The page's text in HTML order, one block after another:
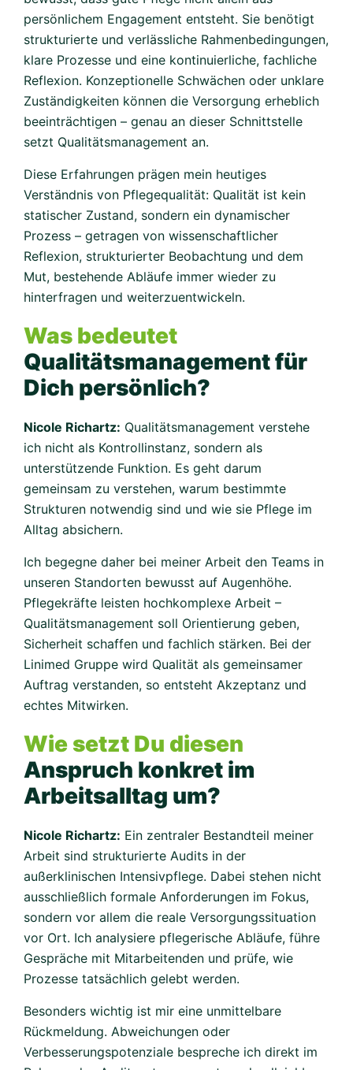
persönlichem Engagement entsteht. Sie benötigt
strukturierte und verlässliche Rahmenbedingungen,
klare Prozesse und eine kontinuierliche, fachliche
Reflexion. Konzeptionelle Schwächen oder unklare
Zuständigkeiten können die Versorgung erheblich
beeinträchtigen – genau an dieser Schnittstelle
setzt Qualitätsmanagement an.
Diese Erfahrungen prägen mein heutiges
Verständnis von Pflegequalität: Qualität ist kein
statischer Zustand, sondern ein dynamischer
Prozess – getragen von wissenschaftlicher
Reflexion, strukturierter Beobachtung und dem
Mut, bestehende Abläufe immer wieder zu
hinterfragen und weiterzuentwickeln.
Was bedeutet
Qualitätsmanagement für
Dich persönlich?
Nicole Richartz: Qualitätsmanagement verstehe
ich nicht als Kontrollinstanz, sondern als
unterstützende Funktion. Es geht darum
gemeinsam zu verstehen, warum bestimmte
Strukturen notwendig sind und wie sie Pflege im
Alltag absichern.
Ich begegne daher bei meiner Arbeit den Teams in
unseren Standorten bewusst auf Augenhöhe.
Pflegekräfte leisten hochkomplexe Arbeit –
Qualitätsmanagement soll Orientierung geben,
Sicherheit schaffen und fachlich stärken. Bei der
Linimed Gruppe wird Qualität als gemeinsamer
Auftrag verstanden, so entsteht Akzeptanz und
echtes Mitwirken.
Wie setzt Du diesen
Anspruch konkret im
Arbeitsalltag um?
Nicole Richartz: Ein zentraler Bestandteil meiner
Arbeit sind strukturierte Audits in der
außerklinischen Intensivpflege. Dabei stehen nicht
ausschließlich formale Anforderungen im Fokus,
sondern vor allem die reale Versorgungssituation
vor Ort. Ich analysiere pflegerische Abläufe, führe
Gespräche mit Mitarbeitenden und prüfe, wie
Prozesse tatsächlich gelebt werden.
Besonders wichtig ist mir eine unmittelbare
Rückmeldung. Abweichungen oder
Verbesserungspotenziale bespreche ich direkt im